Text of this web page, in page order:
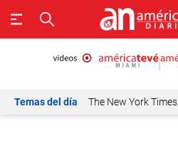
Temas del día The New York Times